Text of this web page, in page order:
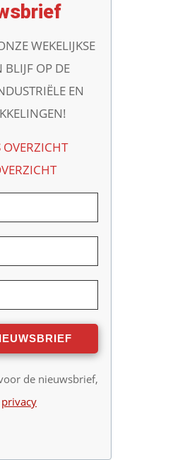
WEKELIJKSE
BLIJF OP DE
EN
OVERZICHT
de nieuwsbrief,
privacy